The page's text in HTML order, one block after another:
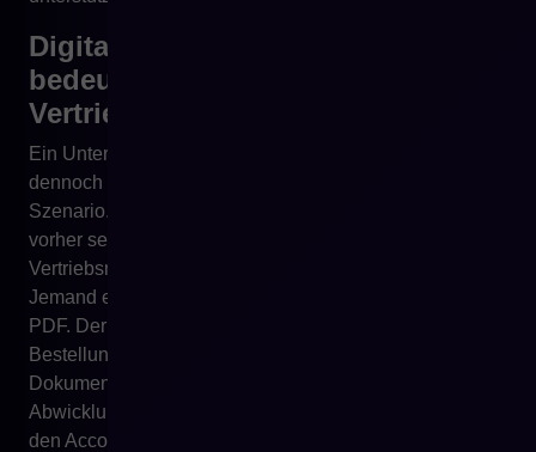
Digitalisierung von Prozessen
bedeutet nicht immer
Vertriebsautomatisierung
Ein Unternehmen kann ERP implementiert haben und
dennoch sehr manuell verkaufen. Das ist ein häufiges
Szenario. Bestellungen gelangen ins System, aber
vorher sendet der Kunde eine E-Mail. Der
Vertriebsmitarbeiter prüft Preis und Verfügbarkeit.
Jemand erstellt ein Angebot in einer Tabelle oder als
PDF. Der Kunde akzeptiert es per Rücknachricht. Die
Bestellung wird manuell ins ERP eingegeben.
Dokumente werden separat versendet. Der Status der
Abwicklung erfordert einen Anruf oder eine Nachricht an
den Account Manager.